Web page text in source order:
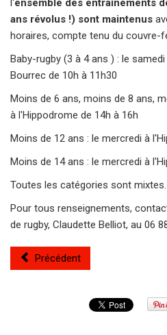
l'ensemble des entraînements
ans révolus !) sont maintenus
horaires, compte tenu du couvre-
Baby-rugby (3 à 4 ans ) : le
Bourrec de 10h à 11h30
Moins de 6 ans, moins de 8 ans,
à l'Hippodrome de 14h à 16h
Moins de 12 ans : le mercredi à
Moins de 14 ans : le mercredi à
Toutes les catégories sont mixtes.
Pour tous renseignements,
de rugby, Claudette Belliot, au 06
Précédent